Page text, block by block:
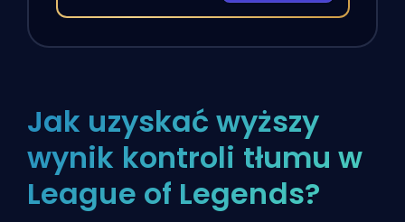
Jak uzyskać wyższy
wynik kontroli tłumu w
League of Legends?